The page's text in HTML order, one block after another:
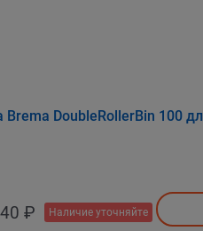
Brema DoubleRollerBin 100
₽ Наличие уточняйте